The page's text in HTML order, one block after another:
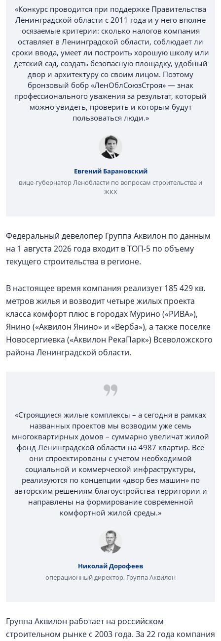
«Конкурс проводится при поддержке Правительства
Ленинградской области с 2011 года и у него вполне
осязаемые критерии: сколько налогов компания
оставляет в Ленинградской области, соблюдает ли
сроки ввода, умеет ли построить хорошую школу или
детский сад, создать безопасную площадку, удобный
двор и архитектуру со своим лицом. Поэтому
бронзовый бобр «ЛенОблСоюзСтроя» — знак
профессионального уважения за результат, который
можно увидеть, проверить и которым будут
пользоваться люди.»
Евгений Барановский
вице-губернатор Ленобласти по вопросам строительства и
ЖКХ
Федеральный девелопер Группа Аквилон по данным
на 1 августа 2026 года входит в ТОП-5 по объему
текущего строительства в регионе.
В настоящее время компания реализует 185 429 кв.
метров жилья и возводит четыре жилых проекта
класса комфорт плюс в городах Мурино («РИВА»),
Янино («Аквилон Янино» и «Верба»), а также поселке
Новосергиевка («Аквилон РекаПарк») Всеволожского
района Ленинградской области.
«Строящиеся жилые комплексы – а сегодня в рамках
названных проектов мы возводим уже семь
многоквартирных домов – суммарно увеличат жилой
фонд Ленинградской области на 4987 квартир. Все
они спроектированы с учетом необходимой
социальной и коммерческой инфраструктуры,
реализуются по концепции «двор без машин» по
авторским решениям благоустройства территории и
направлены на формирование современной
комфортной жилой среды.»
Николай Дорофеев
операционный директор, Группа Аквилон
Группа Аквилон работает на российском
строительном рынке с 2003 года. За 22 года компания